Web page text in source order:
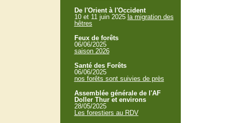
De l'Orient à l'Occident
10 et 11 juin 2025 la migration des
hêtres
Feux de forêts
06/06/2025
saison 2026
Santé des Forêts
06/06/2025
nos forêts sont suivies de près
Assemblée générale de l'AF
Doller Thur et environs
28/05/2025
Les forestiers au RDV